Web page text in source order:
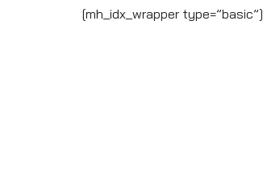
[mh_idx_wrapper type=”basic”]